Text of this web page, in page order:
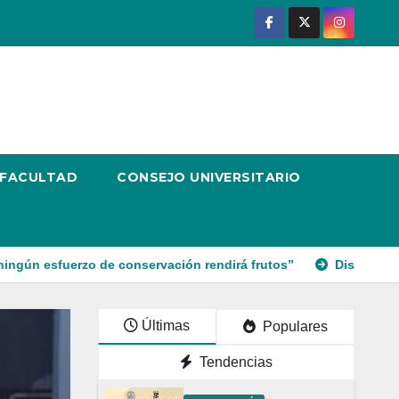
CONSEJO UNIVERSITARIO
conservación rendirá frutos” Disponible la tercera
Últimas Populares
Tendencias